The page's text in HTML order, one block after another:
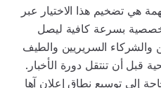
هي تضخيم هذا الاختيار عبر
بسرعة كافية ليصل
والشركاء السريريين والطيف
قبل أن تنتقل دورة الأخبار.
إلى توسيع نطاق إعلان آها